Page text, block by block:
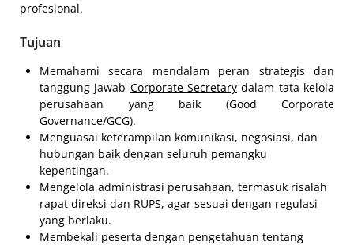
profesional.
Tujuan
Memahami secara mendalam peran strategis dan
tanggung jawab Corporate Secretary dalam tata kelola
perusahaan yang baik (Good Corporate
Governance/GCG).
Menguasai keterampilan komunikasi, negosiasi, dan
hubungan baik dengan seluruh pemangku
kepentingan.
Mengelola administrasi perusahaan, termasuk risalah
rapat direksi dan RUPS, agar sesuai dengan regulasi
yang berlaku.
Membekali peserta dengan pengetahuan tentang